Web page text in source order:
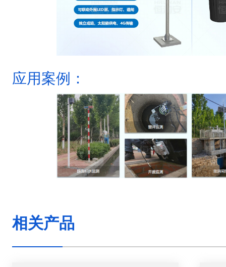
应用案例：
相关产品